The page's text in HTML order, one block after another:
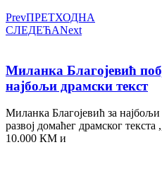
PrevПРЕТХОДНА
СЛЕДЕЋАNext
Миланка Благојевић
најбољи драмски текст
Миланка Благојевић за
развој домаћег драмског текста
10.000 КМ и